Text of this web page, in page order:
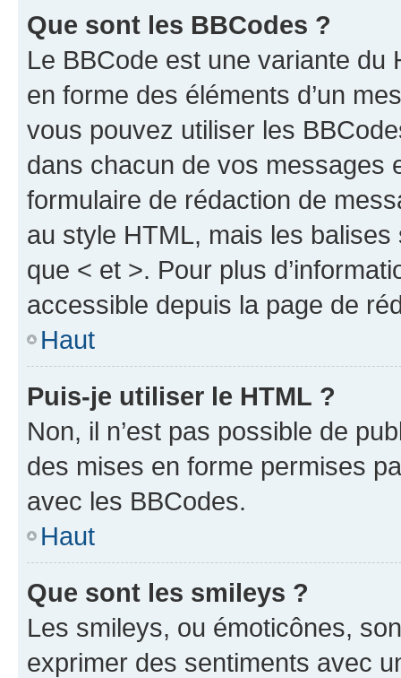
Que sont les BBCodes ?
Le BBCode est une variante du
en forme des éléments d’un
vous pouvez utiliser les
dans chacun de vos messages
formulaire de rédaction de
au style HTML, mais les
que < et >. Pour plus
accessible depuis la page de
Haut
Puis-je utiliser le HTML ?
Non, il n’est pas possible de
des mises en forme permises
avec les BBCodes.
Haut
Que sont les smileys ?
Les smileys, ou émoticônes,
exprimer des sentiments avec